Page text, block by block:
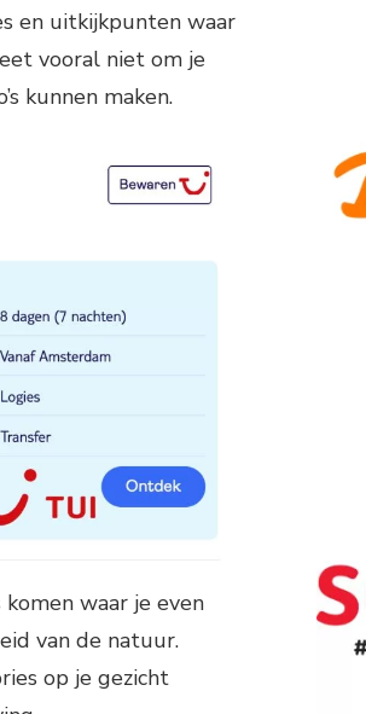
en uitkijkpunten waar
vooral niet om je
kunnen maken.
waar je even
van de natuur.
op je gezicht